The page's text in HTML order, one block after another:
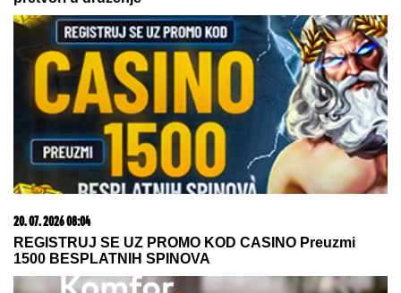
15. 07. 2026 07:44
Većina građana izgubi novac pre nego što stigne na
letovanje - ovih 7 troškova skoro niko ne planira
08. 08. 2026 16:10